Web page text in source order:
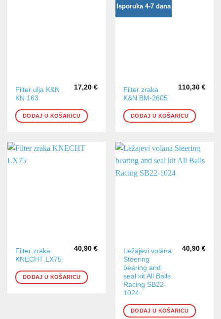
Filter ulja K&N
KN 163
17,20 €
DODAJ U KOŠARICU
Isporuka 4-7 dana
Filter zraka
K&N BM-2605
110,30 €
DODAJ U KOŠARICU
Filter zraka
KNECHT LX75
40,90 €
DODAJ U KOŠARICU
Ležajevi volana
Steering
bearing and
seal kit All Balls
Racing SB22-
1024
40,90 €
DODAJ U KOŠARICU